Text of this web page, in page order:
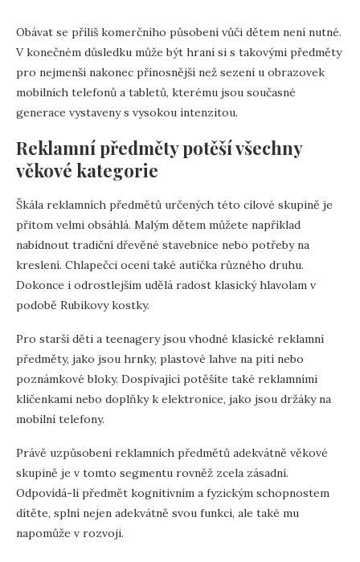
Obávat se příliš komerčního působení vůči dětem není nutné.
V konečném důsledku může být hraní si s takovými předměty
pro nejmenší nakonec přínosnější než sezení u obrazovek
mobilních telefonů a tabletů, kterému jsou současné
generace vystaveny s vysokou intenzitou.
Reklamní předměty potěší všechny
věkové kategorie
Škála reklamních předmětů určených této cílové skupině je
přitom velmi obsáhlá. Malým dětem můžete například
nabídnout tradiční dřevěné stavebnice nebo potřeby na
kreslení. Chlapečci ocení také autíčka různého druhu.
Dokonce i odrostlejším udělá radost klasický hlavolam v
podobě Rubikovy kostky.
Pro starší děti a teenagery jsou vhodné klasické reklamní
předměty, jako jsou hrnky, plastové lahve na pití nebo
poznámkové bloky. Dospívající potěšíte také reklamními
klíčenkami nebo doplňky k elektronice, jako jsou držáky na
mobilní telefony.
Právě uzpůsobení reklamních předmětů adekvátně věkové
skupině je v tomto segmentu rovněž zcela zásadní.
Odpovídá-li předmět kognitivním a fyzickým schopnostem
dítěte, splní nejen adekvátně svou funkci, ale také mu
napomůže v rozvoji.